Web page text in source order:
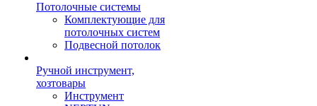
Потолочные системы
Комплектующие для
потолочных систем
Подвесной потолок
Ручной инструмент,
хозтовары
Инструмент